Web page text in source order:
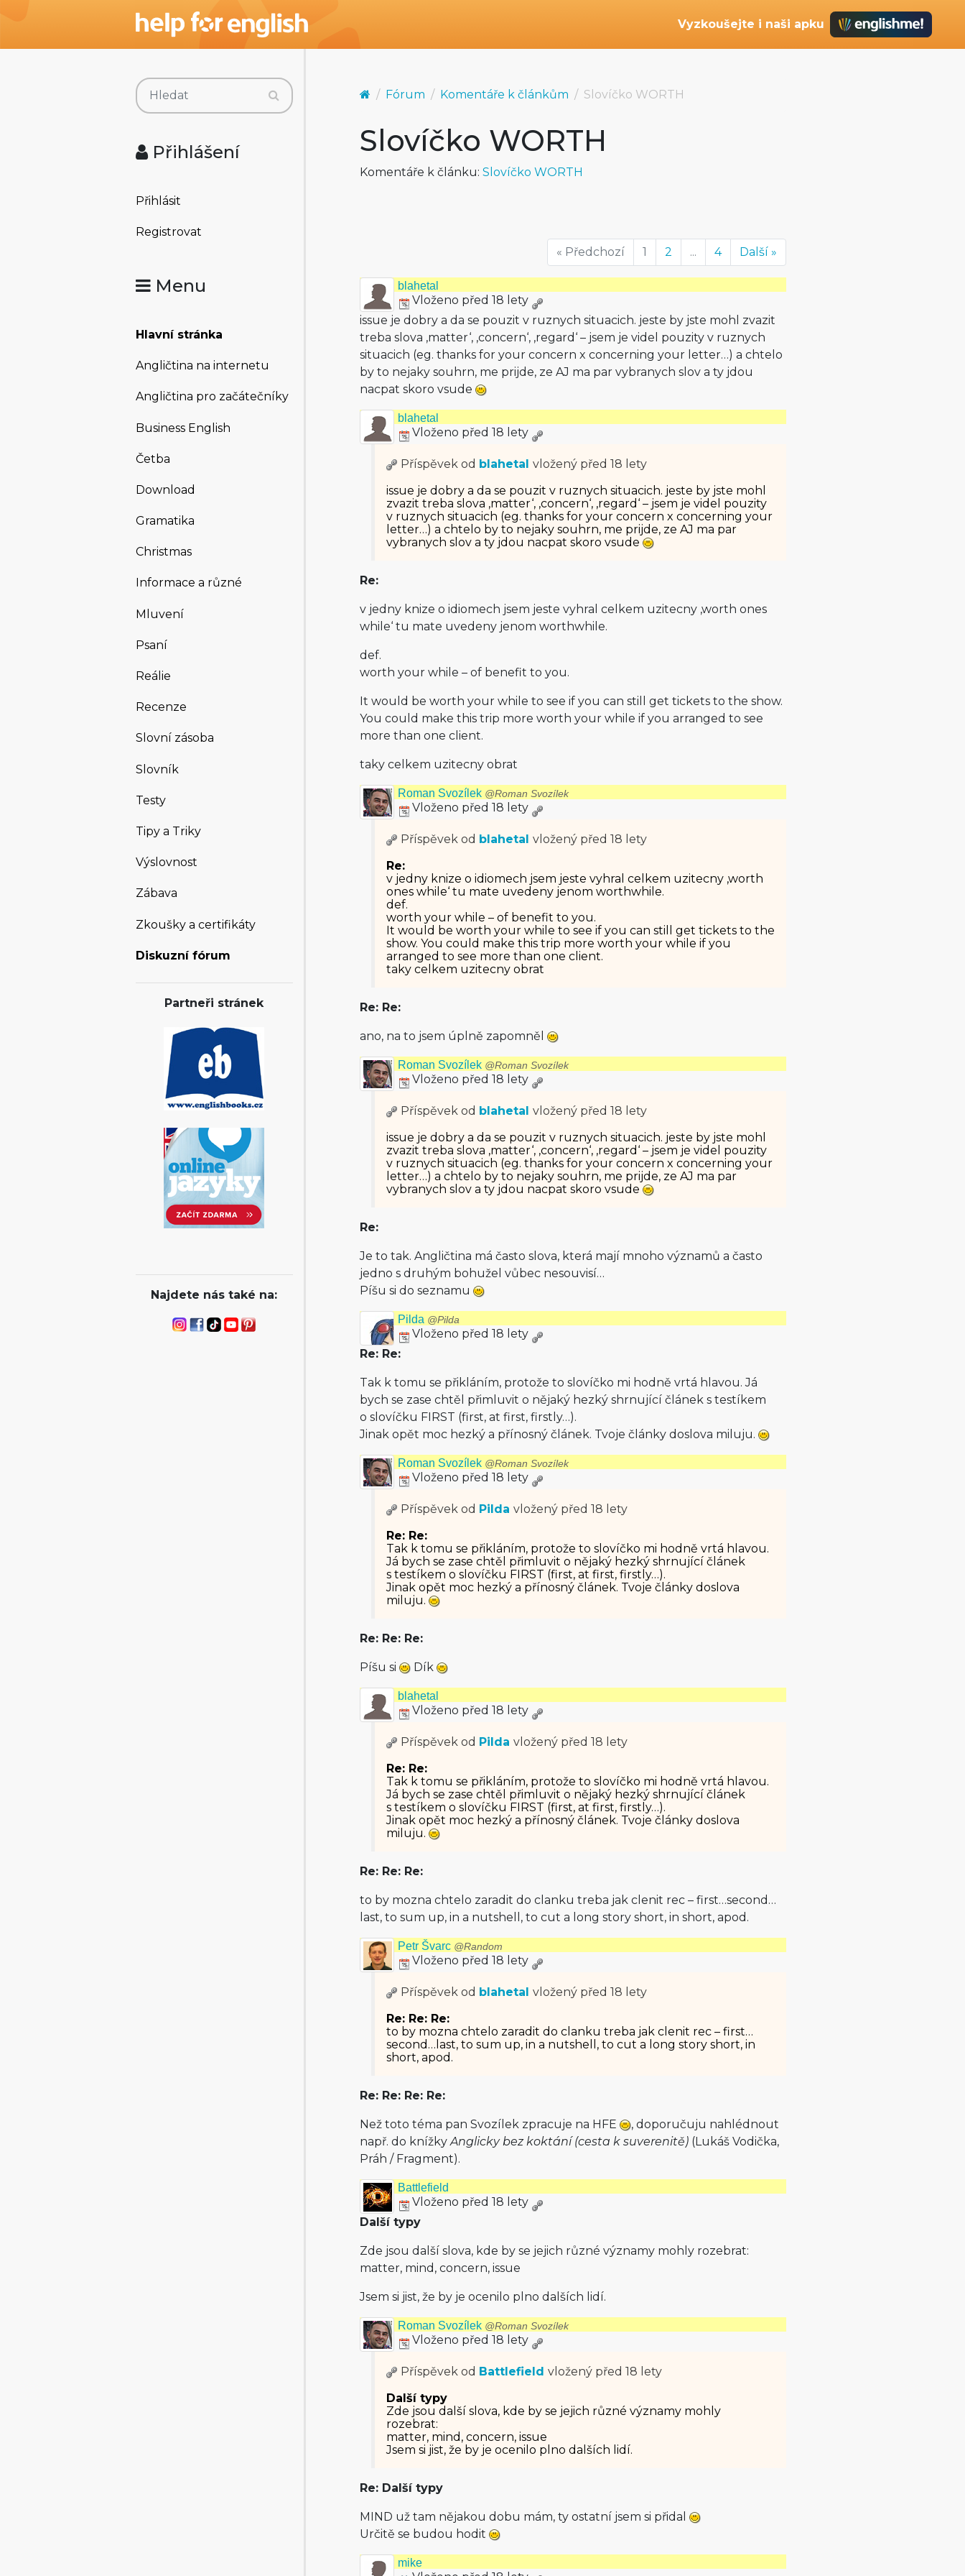
Vyzkoušejte i naši apku
Přihlášení
Přihlásit
Registrovat
Menu
Hlavní stránka
Angličtina na internetu
Angličtina pro začátečníky
Business English
Četba
Download
Gramatika
Christmas
Informace a různé
Mluvení
Psaní
Reálie
Recenze
Slovní zásoba
Slovník
Testy
Tipy a Triky
Výslovnost
Zábava
Zkoušky a certifikáty
Diskuzní fórum
Partneři stránek
Najdete nás také na:
Fórum Komentáře k článkům Slovíčko WORTH
Slovíčko WORTH
Komentáře k článku: Slovíčko WORTH
« Předchozí 1 2 ... 4 Další »
blahetal
Vloženo před 18 lety
issue je dobry a da se pouzit v ruznych situacich. jeste by jste mohl zvazit
treba slova ‚matter‘, ‚concern‘, ‚regard‘ – jsem je videl pouzity v ruznych
situacich (eg. thanks for your concern x concerning your letter…) a chtelo
by to nejaky souhrn, me prijde, ze AJ ma par vybranych slov a ty jdou
nacpat skoro vsude
blahetal
Vloženo před 18 lety
Příspěvek od blahetal vložený před 18 lety
issue je dobry a da se pouzit v ruznych situacich. jeste by jste mohl
zvazit treba slova ‚matter‘, ‚concern‘, ‚regard‘ – jsem je videl pouzity
v ruznych situacich (eg. thanks for your concern x concerning your
letter…) a chtelo by to nejaky souhrn, me prijde, ze AJ ma par
vybranych slov a ty jdou nacpat skoro vsude
Re:
v jedny knize o idiomech jsem jeste vyhral celkem uzitecny ‚worth ones
while‘ tu mate uvedeny jenom worthwhile.
def.
worth your while – of benefit to you.
It would be worth your while to see if you can still get tickets to the show.
You could make this trip more worth your while if you arranged to see
more than one client.
taky celkem uzitecny obrat
Roman Svozílek @Roman Svozílek
Vloženo před 18 lety
Příspěvek od blahetal vložený před 18 lety
Re:
v jedny knize o idiomech jsem jeste vyhral celkem uzitecny ‚worth
ones while‘ tu mate uvedeny jenom worthwhile.
def.
worth your while – of benefit to you.
It would be worth your while to see if you can still get tickets to the
show. You could make this trip more worth your while if you
arranged to see more than one client.
taky celkem uzitecny obrat
Re: Re:
ano, na to jsem úplně zapomněl
Roman Svozílek @Roman Svozílek
Vloženo před 18 lety
Příspěvek od blahetal vložený před 18 lety
issue je dobry a da se pouzit v ruznych situacich. jeste by jste mohl
zvazit treba slova ‚matter‘, ‚concern‘, ‚regard‘ – jsem je videl pouzity
v ruznych situacich (eg. thanks for your concern x concerning your
letter…) a chtelo by to nejaky souhrn, me prijde, ze AJ ma par
vybranych slov a ty jdou nacpat skoro vsude
Re:
Je to tak. Angličtina má často slova, která mají mnoho významů a často
jedno s druhým bohužel vůbec nesouvisí…
Píšu si do seznamu
Pilda @Pilda
Vloženo před 18 lety
Re: Re:
Tak k tomu se přikláním, protože to slovíčko mi hodně vrtá hlavou. Já
bych se zase chtěl přimluvit o nějaký hezký shrnující článek s testíkem
o slovíčku FIRST (first, at first, firstly…).
Jinak opět moc hezký a přínosný článek. Tvoje články doslova miluju.
Roman Svozílek @Roman Svozílek
Vloženo před 18 lety
Příspěvek od Pilda vložený před 18 lety
Re: Re:
Tak k tomu se přikláním, protože to slovíčko mi hodně vrtá hlavou.
Já bych se zase chtěl přimluvit o nějaký hezký shrnující článek
s testíkem o slovíčku FIRST (first, at first, firstly…).
Jinak opět moc hezký a přínosný článek. Tvoje články doslova
miluju.
Re: Re: Re:
Píšu si Dík
blahetal
Vloženo před 18 lety
Příspěvek od Pilda vložený před 18 lety
Re: Re:
Tak k tomu se přikláním, protože to slovíčko mi hodně vrtá hlavou.
Já bych se zase chtěl přimluvit o nějaký hezký shrnující článek
s testíkem o slovíčku FIRST (first, at first, firstly…).
Jinak opět moc hezký a přínosný článek. Tvoje články doslova
miluju.
Re: Re: Re:
to by mozna chtelo zaradit do clanku treba jak clenit rec – first…second…
last, to sum up, in a nutshell, to cut a long story short, in short, apod.
Petr Švarc @Random
Vloženo před 18 lety
Příspěvek od blahetal vložený před 18 lety
Re: Re: Re:
to by mozna chtelo zaradit do clanku treba jak clenit rec – first…
second…last, to sum up, in a nutshell, to cut a long story short, in
short, apod.
Re: Re: Re: Re:
Než toto téma pan Svozílek zpracuje na HFE
, doporučuju nahlédnout
např. do knížkyAnglicky bez koktání (cesta k suverenitě)(Lukáš Vodička,
Práh / Fragment).
Battlefield
Vloženo před 18 lety
Další typy
Zde jsou další slova, kde by se jejich různé významy mohly rozebrat:
matter, mind, concern, issue
Jsem si jist, že by je ocenilo plno dalších lidí.
Roman Svozílek @Roman Svozílek
Vloženo před 18 lety
Příspěvek od Battlefield vložený před 18 lety
Další typy
Zde jsou další slova, kde by se jejich různé významy mohly
rozebrat:
matter, mind, concern, issue
Jsem si jist, že by je ocenilo plno dalších lidí.
Re: Další typy
MIND už tam nějakou dobu mám, ty ostatní jsem si přidal
Určitě se budou hodit
mike